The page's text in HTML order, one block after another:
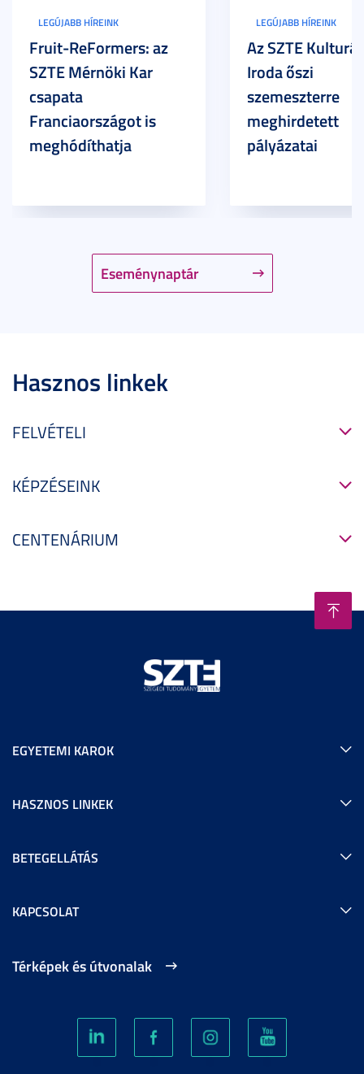
Eseménynaptár
LEGÚJABB HÍREINK
Fruit-ReFormers: az
SZTE Mérnöki Kar
csapata
Franciaországot is
meghódíthatja
LEGÚJABB HÍREINK
Az SZTE
Iroda őszi
szemeszterre
meghirdetett
pályázatai
Hasznos linkek
FELVÉTELI
KÉPZÉSEINK
CENTENÁRIUM
EGYETEMI KAROK
HASZNOS LINKEK
BETEGELLÁTÁS
KAPCSOLAT
Térképek és útvonalak